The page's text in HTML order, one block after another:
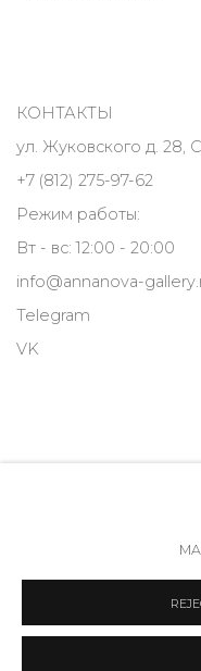
КОНТАКТЫ
ул. Жуковского д. 28,
+7 (812) 275-97-62
Режим работы:
Вт - вс: 12:00 - 20:00
info@annanova-
Telegram
VK
COPYRIGHT © 2026 ANNA NOVA